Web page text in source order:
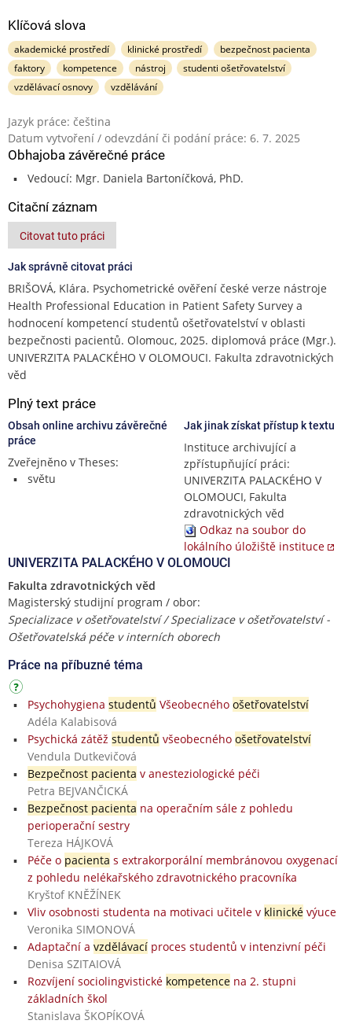
Klíčová slova
akademické prostředí klinické prostředí
bezpečnost pacienta
faktory
kompetence nástroj
studenti ošetřovatelství
vzdělávací osnovy
vzdělávání
Jazyk práce: čeština
Datum vytvoření / odevzdání či podání práce: 6. 7. 2025
Obhajoba závěrečné práce
Vedoucí: Mgr. Daniela Bartoníčková, PhD.
Citační záznam
Citovat tuto práci
Jak správně citovat práci
BRIŠOVÁ, Klára. Psychometrické ověření české verze nástroje
Health Professional Education in Patient Safety Survey a
hodnocení kompetencí studentů ošetřovatelství v oblasti
bezpečnosti pacientů. Olomouc, 2025. diplomová práce (Mgr.).
UNIVERZITA PALACKÉHO V OLOMOUCI. Fakulta zdravotnických
věd
Plný text práce
Obsah online archivu závěrečné
práce
Zveřejněno v Theses:
světu
Jak jinak získat přístup k textu
Instituce archivující a
zpřístupňující práci:
UNIVERZITA PALACKÉHO V
OLOMOUCI, Fakulta
zdravotnických věd
Odkaz na soubor do
lokálního úložiště instituce
UNIVERZITA PALACKÉHO V OLOMOUCI
Fakulta zdravotnických věd
Magisterský studijní program / obor:
Specializace v ošetřovatelství / Specializace v ošetřovatelství -
Ošetřovatelská péče v interních oborech
Práce na příbuzné téma
Psychohygiena studentů Všeobecného ošetřovatelství
Adéla Kalabisová
Psychická zátěž studentů všeobecného ošetřovatelství
Vendula Dutkevičová
Bezpečnost pacienta v anesteziologické péči
Petra BEJVANČICKÁ
Bezpečnost pacienta na operačním sále z pohledu
perioperační sestry
Tereza HÁJKOVÁ
Péče o pacienta s extrakorporální membránovou oxygenací
z pohledu nelékařského zdravotnického pracovníka
Kryštof KNĚŽÍNEK
Vliv osobnosti studenta na motivaci učitele v klinickévýuce
Veronika SIMONOVÁ
Adaptační a vzdělávacíproces studentů v intenzivní péči
Denisa SZITAIOVÁ
Rozvíjení sociolingvistické kompetencena 2. stupni
základních škol
Stanislava ŠKOPÍKOVÁ